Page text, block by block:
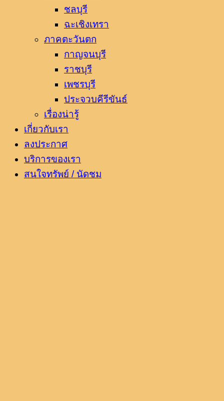
ชลบุรี
ฉะเชิงเทรา
ภาคตะวันตก
กาญจนบุรี
ราชบุรี
เพชรบุรี
ประจวบคีรีขันธ์
เรื่องน่ารู้
เกี่ยวกับเรา
ลงประกาศ
บริการของเรา
สนใจทรัพย์ / นัดชม